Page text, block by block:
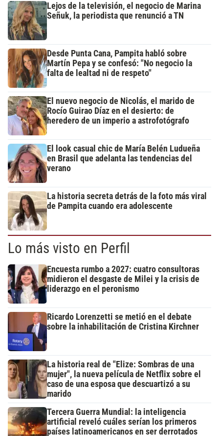
Lejos de la televisión, el negocio de Marina
Señuk, la periodista que renunció a TN
Desde Punta Cana, Pampita habló sobre
Martín Pepa y se confesó: "No negocio la
falta de lealtad ni de respeto"
El nuevo negocio de Nicolás, el marido de
Rocío Guirao Díaz en el desierto: de
heredero de un imperio a astrofotógrafo
El look casual chic de María Belén Ludueña
en Brasil que adelanta las tendencias del
verano
La historia secreta detrás de la foto más viral
de Pampita cuando era adolescente
Lo más visto en Perfil
Encuesta rumbo a 2027: cuatro consultoras
midieron el desgaste de Milei y la crisis de
liderazgo en el peronismo
Ricardo Lorenzetti se metió en el debate
sobre la inhabilitación de Cristina Kirchner
La historia real de "Elize: Sombras de una
mujer", la nueva película de Netflix sobre el
caso de una esposa que descuartizó a su
marido
Tercera Guerra Mundial: la inteligencia
artificial reveló cuáles serían los primeros
países latinoamericanos en ser derrotados